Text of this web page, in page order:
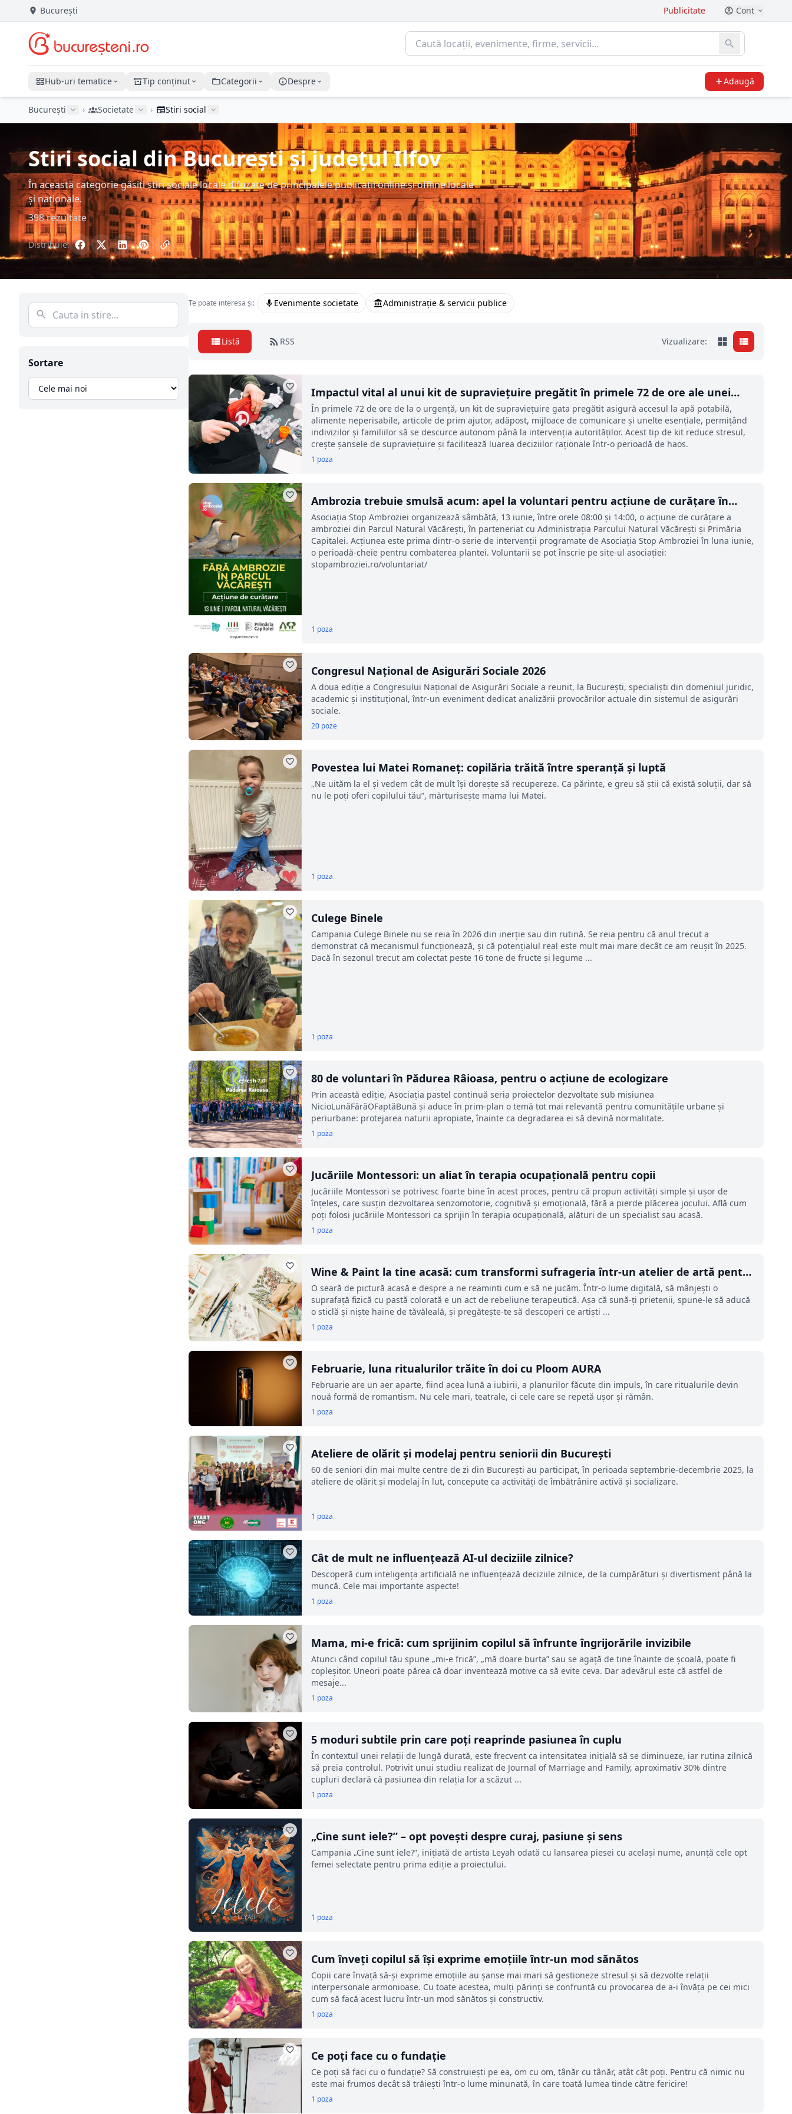
București Publicitate Cont
Hub-uri tematice Tip conținut Categorii Despre Adaugă
București › Societate › Stiri social
Stiri social din București și județul Ilfov
În această categorie găsiți știri sociale locale difuzate de principalele publicații online și offline locale
și naționale.
398 rezultate
Distribuie:
Sortare
Te poate interesa și: Evenimente societate Administrație & servicii publice
Listă RSS Vizualizare:
Impactul vital al unui kit de supraviețuire pregătit în primele 72 de ore ale unei
urgențe
În primele 72 de ore de la o urgență, un kit de supraviețuire gata pregătit asigură accesul la apă potabilă,
alimente neperisabile, articole de prim ajutor, adăpost, mijloace de comunicare și unelte esențiale, permițând
indivizilor și familiilor să se descurce autonom până la intervenția autorităților. Acest tip de kit reduce stresul,
crește șansele de supraviețuire și facilitează luarea deciziilor raționale într-o perioadă de haos.
1 poza
Ambrozia trebuie smulsă acum: apel la voluntari pentru acțiune de curățare în
Parcul Natural Văcărești
Asociația Stop Ambroziei organizează sâmbătă, 13 iunie, între orele 08:00 și 14:00, o acțiune de curățare a
ambroziei din Parcul Natural Văcărești, în parteneriat cu Administrația Parcului Natural Văcărești și Primăria
Capitalei. Acțiunea este prima dintr-o serie de intervenții programate de Asociația Stop Ambroziei în luna iunie,
o perioadă-cheie pentru combaterea plantei. Voluntarii se pot înscrie pe site-ul asociației:
stopambroziei.ro/voluntariat/
1 poza
Congresul Național de Asigurări Sociale 2026
A doua ediție a Congresului Național de Asigurări Sociale a reunit, la București, specialiști din domeniul juridic,
academic și instituțional, într-un eveniment dedicat analizării provocărilor actuale din sistemul de asigurări
sociale.
20 poze
Povestea lui Matei Romaneț: copilăria trăită între speranță și luptă
„Ne uităm la el și vedem cât de mult își dorește să recupereze. Ca părinte, e greu să știi că există soluții, dar să
nu le poți oferi copilului tău”, mărturisește mama lui Matei.
1 poza
Culege Binele
Campania Culege Binele nu se reia în 2026 din inerție sau din rutină. Se reia pentru că anul trecut a
demonstrat că mecanismul funcționează, și că potențialul real este mult mai mare decât ce am reușit în 2025.
Dacă în sezonul trecut am colectat peste 16 tone de fructe și legume ...
1 poza
80 de voluntari în Pădurea Râioasa, pentru o acțiune de ecologizare
Prin această ediție, Asociația pastel continuă seria proiectelor dezvoltate sub misiunea
NicioLunăFărăOFaptăBună și aduce în prim-plan o temă tot mai relevantă pentru comunitățile urbane și
periurbane: protejarea naturii apropiate, înainte ca degradarea ei să devină normalitate.
1 poza
Jucăriile Montessori: un aliat în terapia ocupațională pentru copii
Jucăriile Montessori se potrivesc foarte bine în acest proces, pentru că propun activități simple și ușor de
înțeles, care susțin dezvoltarea senzomotorie, cognitivă și emoțională, fără a pierde plăcerea jocului. Află cum
poți folosi jucăriile Montessori ca sprijin în terapia ocupațională, alături de un specialist sau acasă.
1 poza
Wine & Paint la tine acasă: cum transformi sufrageria într-un atelier de artă pentru
serile cu prietenii?
O seară de pictură acasă e despre a ne reaminti cum e să ne jucăm. Într-o lume digitală, să mânjești o
suprafață fizică cu pastă colorată e un act de rebeliune terapeutică. Așa că sună-ți prietenii, spune-le să aducă
o sticlă și niște haine de tăvăleală, și pregătește-te să descoperi ce artiști ...
1 poza
Februarie, luna ritualurilor trăite în doi cu Ploom AURA
Februarie are un aer aparte, fiind acea lună a iubirii, a planurilor făcute din impuls, în care ritualurile devin
nouă formă de romantism. Nu cele mari, teatrale, ci cele care se repetă ușor și rămân.
1 poza
Ateliere de olărit și modelaj pentru seniorii din București
60 de seniori din mai multe centre de zi din București au participat, în perioada septembrie-decembrie 2025, la
ateliere de olărit și modelaj în lut, concepute ca activități de îmbătrânire activă și socializare.
1 poza
Cât de mult ne influențează AI-ul deciziile zilnice?
Descoperă cum inteligența artificială ne influențează deciziile zilnice, de la cumpărături și divertisment până la
muncă. Cele mai importante aspecte!
1 poza
Mama, mi-e frică: cum sprijinim copilul să înfrunte îngrijorările invizibile
Atunci când copilul tău spune „mi-e frică”, „mă doare burta” sau se agață de tine înainte de școală, poate fi
copleșitor. Uneori poate părea că doar inventează motive ca să evite ceva. Dar adevărul este că astfel de
mesaje...
1 poza
5 moduri subtile prin care poți reaprinde pasiunea în cuplu
În contextul unei relații de lungă durată, este frecvent ca intensitatea inițială să se diminueze, iar rutina zilnică
să preia controlul. Potrivit unui studiu realizat de Journal of Marriage and Family, aproximativ 30% dintre
cupluri declară că pasiunea din relația lor a scăzut ...
1 poza
„Cine sunt iele?” – opt povești despre curaj, pasiune și sens
Campania „Cine sunt iele?”, inițiată de artista Leyah odată cu lansarea piesei cu același nume, anunță cele opt
femei selectate pentru prima ediție a proiectului.
1 poza
Cum înveți copilul să își exprime emoțiile într-un mod sănătos
Copii care învață să-și exprime emoțiile au șanse mai mari să gestioneze stresul și să dezvolte relații
interpersonale armonioase. Cu toate acestea, mulți părinți se confruntă cu provocarea de a-i învăța pe cei mici
cum să facă acest lucru într-un mod sănătos și constructiv.
1 poza
Ce poți face cu o fundație
Ce poți să faci cu o fundație? Să construiești pe ea, om cu om, tânăr cu tânăr, atât cât poți. Pentru că nimic nu
este mai frumos decât să trăiești într-o lume minunată, în care toată lumea tinde către fericire!
1 poza